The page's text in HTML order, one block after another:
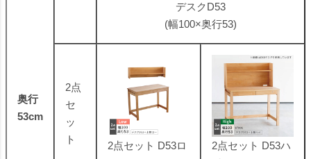
奥行
53cm
デスクD53
(幅100×奥行53)
2点
セ
ッ
ト
2点セット D53ロ
2点セット D53ハ